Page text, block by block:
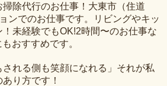
除代行のお仕事！大東市（住道
ンでのお仕事です。リビングやキッ
未経験でもOK!2時間〜のお仕事な
おすすめです。
される側も笑顔になれる」それが私
り方です！